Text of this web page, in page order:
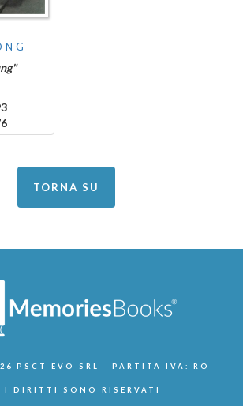
TORNA SU
PSCT EVO SRL - PARTITA IVA: RO
DIRITTI SONO RISERVATI